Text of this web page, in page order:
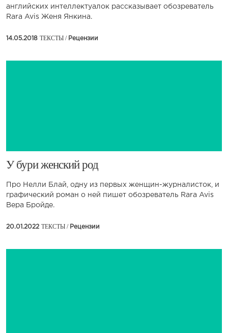
английских интеллектуалок рассказывает обозреватель
Rara Avis Женя Янкина.
14.05.2018 ТЕКСТЫ / Рецензии
​У бури женский род
Про Нелли Блай, одну из первых женщин-журналисток, и
графический роман о ней пишет обозреватель Rara Avis
Вера Бройде.
20.01.2022 ТЕКСТЫ / Рецензии